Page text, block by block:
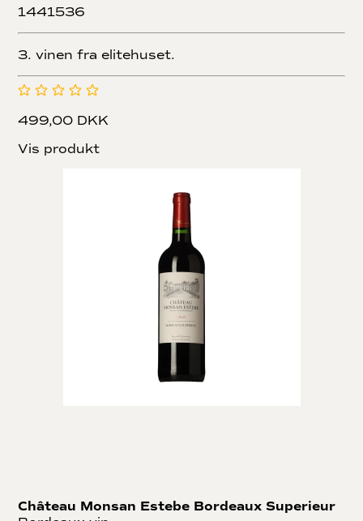
1441536
3. vinen fra elitehuset.
499,00 DKK
Vis produkt
Château Monsan Estebe Bordeaux Superieur